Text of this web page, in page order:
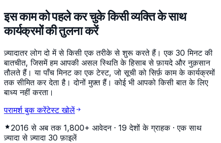
इस काम को पहले कर चुके किसी व्यक्ति के साथ
कार्यक्रमों की तुलना करें
ज़्यादातर लोग दो में से किसी एक तरीके से शुरू करते हैं। एक 30 मिनट की
बातचीत, जिसमें हम आपकी असल स्थिति के हिसाब से फ़ायदे और नुक़सान
तौलते हैं। या पाँच मिनट का एक टेस्ट, जो सूची को सिर्फ़ काम के कार्यक्रमों
तक सीमित कर देता है। दोनों मुफ़्त हैं। कोई भी आपको किसी बात के लिए
बाध्य नहीं करता।
परामर्श बुक करेंटेस्ट खोलें
2016 से अब तक 1,800+ आवेदन · 19 देशों के ग्राहक · एक साथ
ज़्यादा से ज़्यादा 30 फ़ाइलें